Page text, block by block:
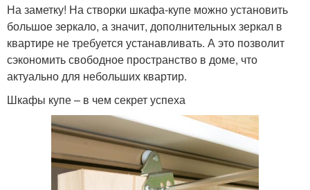
На заметку! На створки шкафа-купе можно установить
большое зеркало, а значит, дополнительных зеркал в
квартире не требуется устанавливать. А это позволит
сэкономить свободное пространство в доме, что
актуально для небольших квартир.
Шкафы купе – в чем секрет успеха